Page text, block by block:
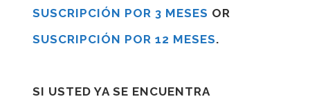
SUSCRIPCIÓN POR 3 MESES OR
SUSCRIPCIÓN POR 12 MESES.
SI USTED YA SE ENCUENTRA